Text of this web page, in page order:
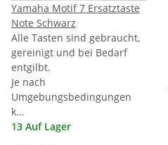
Yamaha Motif 7 Ersatztaste
Note Schwarz
Alle Tasten sind gebraucht,
gereinigt und bei Bedarf
entgilbt.
Je nach
Umgebungsbedingungen
k...
13 Auf Lager